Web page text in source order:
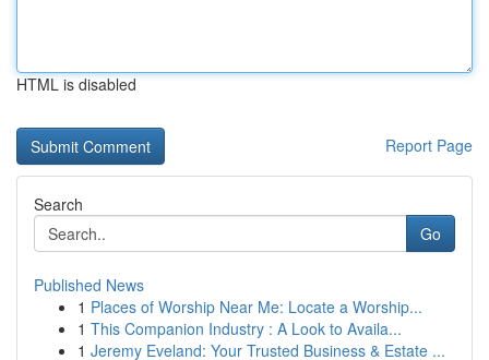
HTML is disabled
Report Page
Search
Go
Published News
1 Places of Worship Near Me: Locate a Worship...
1 This Companion Industry : A Look to Availa...
1 Jeremy Eveland: Your Trusted Business & Estate ...